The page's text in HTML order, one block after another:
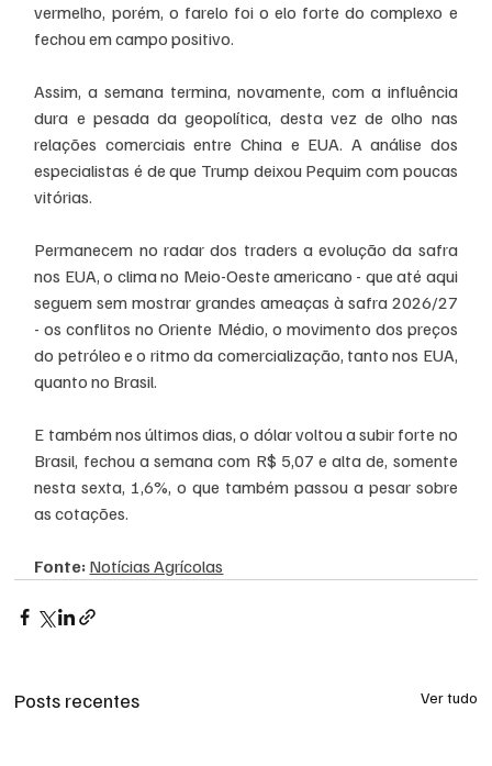
vermelho, porém, o farelo foi o elo forte do complexo e
fechou em campo positivo.
Assim, a semana termina, novamente, com a influência
dura e pesada da geopolítica, desta vez de olho nas
relações comerciais entre China e EUA. A análise dos
especialistas é de que Trump deixou Pequim com poucas
vitórias.
Permanecem no radar dos traders a evolução da safra
nos EUA, o clima no Meio-Oeste americano - que até aqui
seguem sem mostrar grandes ameaças à safra 2026/27
- os conflitos no Oriente Médio, o movimento dos preços
do petróleo e o ritmo da comercialização, tanto nos EUA,
quanto no Brasil.
E também nos últimos dias, o dólar voltou a subir forte no
Brasil, fechou a semana com R$ 5,07 e alta de, somente
nesta sexta, 1,6%, o que também passou a pesar sobre
as cotações.
Fonte: Notícias Agrícolas
Posts recentes Ver tudo